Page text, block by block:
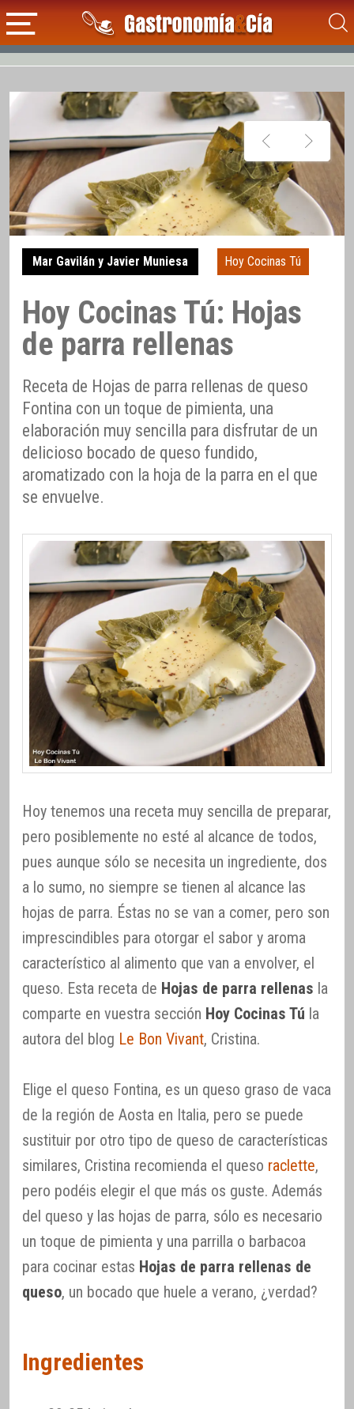
Mar Gavilán y Javier Muniesa Hoy Cocinas Tú
Hoy Cocinas Tú: Hojas
de parra rellenas
Receta de Hojas de parra rellenas de queso
Fontina con un toque de pimienta, una
elaboración muy sencilla para disfrutar de un
delicioso bocado de queso fundido,
aromatizado con la hoja de la parra en el que
se envuelve.
Hoy tenemos una receta muy sencilla de preparar,
pero posiblemente no esté al alcance de todos,
pues aunque sólo se necesita un ingrediente, dos
a lo sumo, no siempre se tienen al alcance las
hojas de parra. Éstas no se van a comer, pero son
imprescindibles para otorgar el sabor y aroma
característico al alimento que van a envolver, el
queso. Esta receta de Hojas de parra rellenas la
comparte en vuestra sección Hoy Cocinas Tú la
autora del blog Le Bon Vivant, Cristina.
Elige el queso Fontina, es un queso graso de vaca
de la región de Aosta en Italia, pero se puede
sustituir por otro tipo de queso de características
similares, Cristina recomienda el queso raclette,
pero podéis elegir el que más os guste. Además
del queso y las hojas de parra, sólo es necesario
un toque de pimienta y una parrilla o barbacoa
para cocinar estas Hojas de parra rellenas de
queso, un bocado que huele a verano, ¿verdad?
Ingredientes